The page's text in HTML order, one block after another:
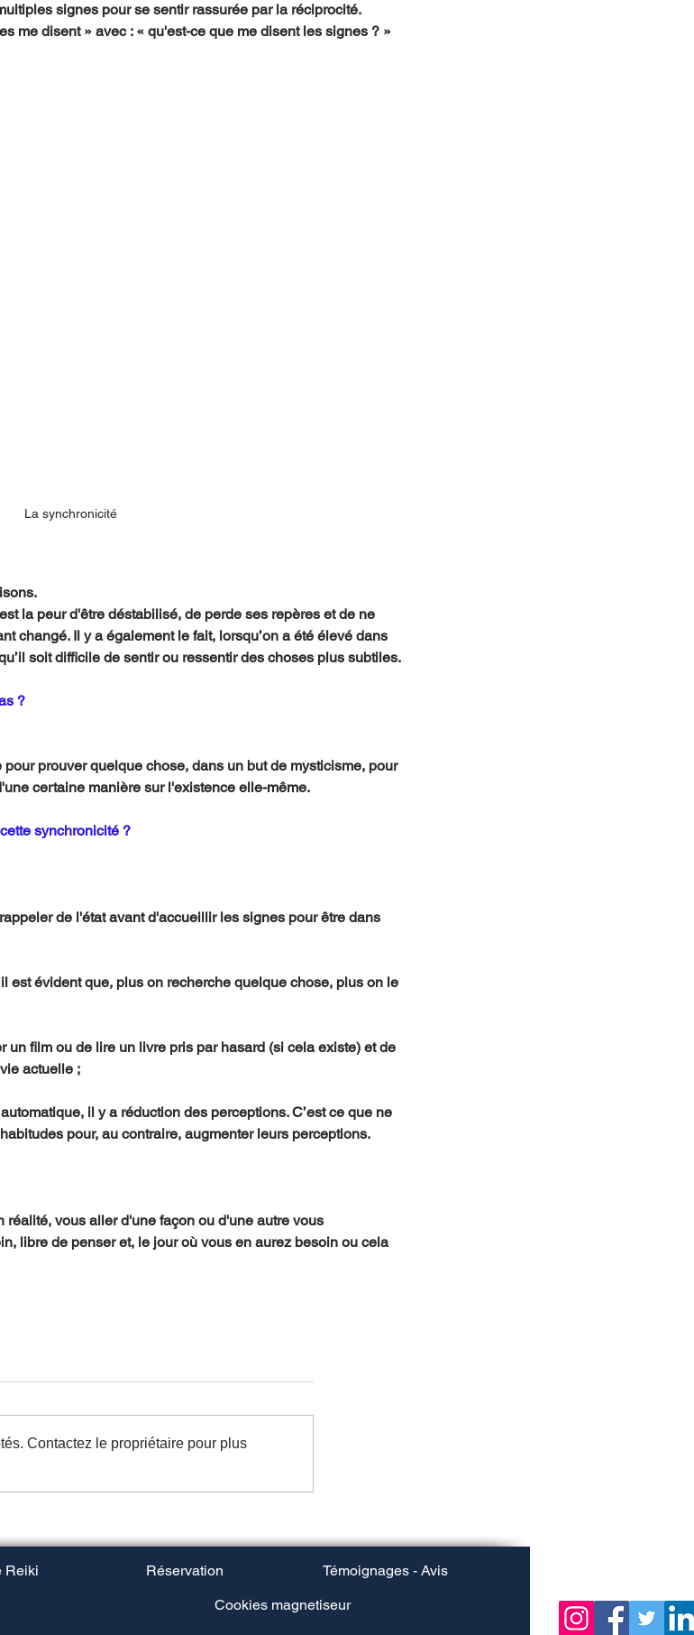
signes pour se sentir rassurée par la réciprocité.
me disent » avec : « qu'est-ce que me disent les signes ? »
La synchronicité
la peur d'être déstabilisé, de perde ses repères et de ne
changé. Il y a également le fait, lorsqu’on a été élevé dans
soit difficile de sentir ou ressentir des choses plus subtiles.
?
prouver quelque chose, dans un but de mysticisme, pour
certaine manière sur l'existence elle-même.
synchronicité ?
actuelle ;
pour, au contraire, augmenter leurs perceptions.
vous aller d'une façon ou d'une autre vous
libre de penser et, le jour où vous en aurez besoin ou cela
Contactez le propriétaire pour plus
Reiki
Réservation
Témoignages - Avis
Cookies magnetiseur